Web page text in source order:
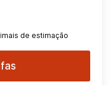
de estimação